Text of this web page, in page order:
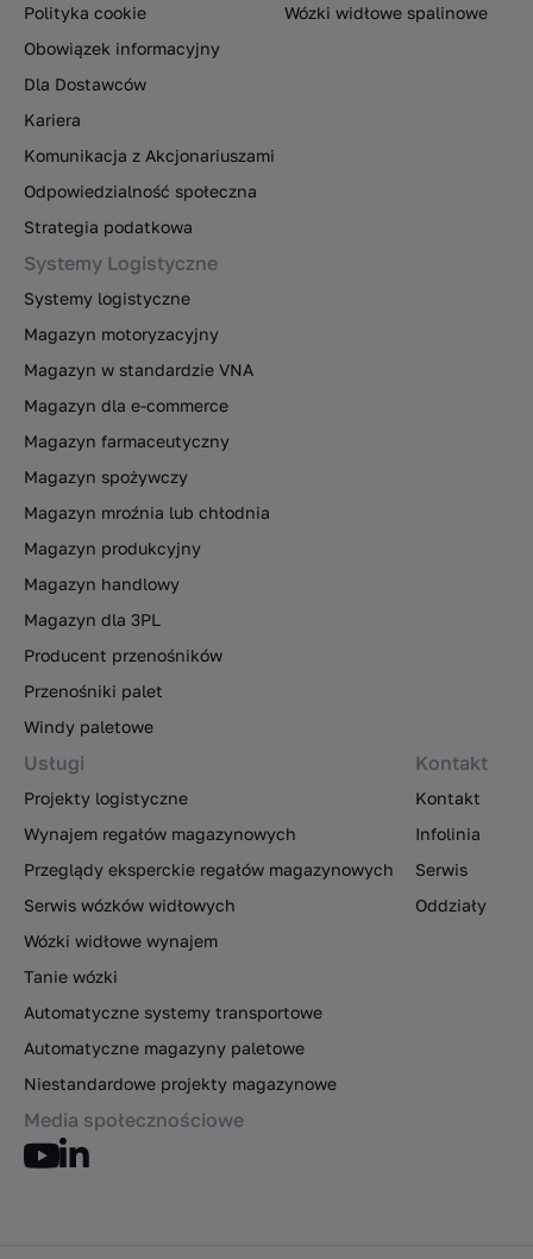
Polityka cookie
Obowiązek informacyjny
Dla Dostawców
Kariera
Komunikacja z Akcjonariuszami
Odpowiedzialność społeczna
Strategia podatkowa
Wózki widłowe spalinowe
Systemy Logistyczne
Systemy logistyczne
Magazyn motoryzacyjny
Magazyn w standardzie VNA
Magazyn dla e-commerce
Magazyn farmaceutyczny
Magazyn spożywczy
Magazyn mroźnia lub chłodnia
Magazyn produkcyjny
Magazyn handlowy
Magazyn dla 3PL
Producent przenośników
Przenośniki palet
Windy paletowe
Usługi
Projekty logistyczne
Wynajem regałów magazynowych
Przeglądy eksperckie regałów magazynowych
Serwis wózków widłowych
Wózki widłowe wynajem
Tanie wózki
Automatyczne systemy transportowe
Automatyczne magazyny paletowe
Niestandardowe projekty magazynowe
Kontakt
Kontakt
Infolinia
Serwis
Oddziały
Media społecznościowe